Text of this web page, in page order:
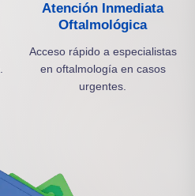
Atención Inmediata
Oftalmológica
Acceso rápido a especialistas
en oftalmología en casos
urgentes.